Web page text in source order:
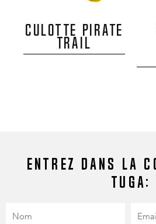
CULOTTE PIRATE
TRAIL
Entrez dans la
Tuga: